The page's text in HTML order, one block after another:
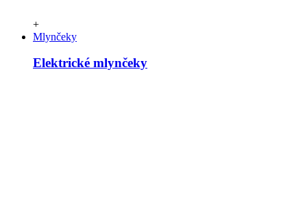
+
Mlynčeky
Elektrické mlynčeky